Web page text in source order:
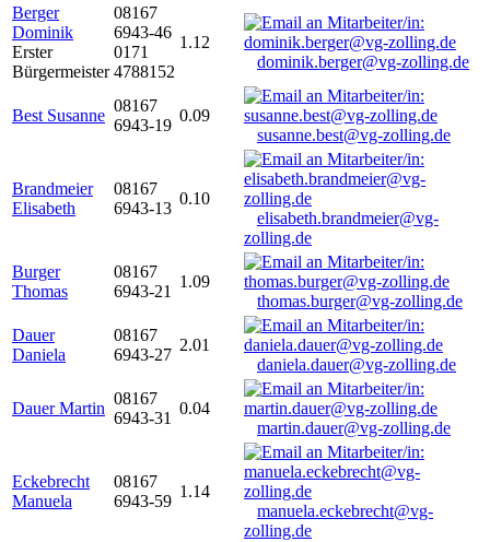
Berger
Dominik
Erster
Bürgermeister
08167
6943-46
0171
4788152
1.12
dominik.berger@vg-zolling.de
Best Susanne
08167
6943-19
0.09
susanne.best@vg-zolling.de
Brandmeier
Elisabeth
08167
6943-13
0.10
elisabeth.brandmeier@vg-
zolling.de
Burger
Thomas
08167
6943-21
1.09
thomas.burger@vg-zolling.de
Dauer
Daniela
08167
6943-27
2.01
daniela.dauer@vg-zolling.de
Dauer Martin
08167
6943-31
0.04
martin.dauer@vg-zolling.de
Eckebrecht
Manuela
08167
6943-59
1.14
manuela.eckebrecht@vg-
zolling.de